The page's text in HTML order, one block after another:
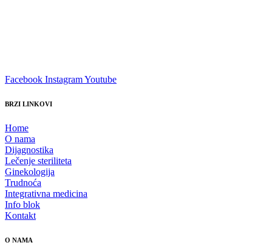
Facebook InstagramYoutube
BRZI LINKOVI
Home
O nama
Dijagnostika
Lečenje steriliteta
Ginekologija
Trudnoća
Integrativna medicina
Info blok
Kontakt
O NAMA